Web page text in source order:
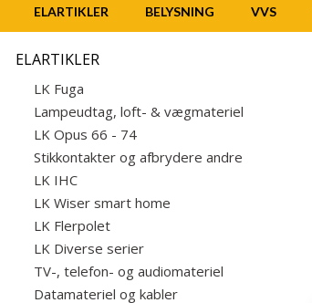
ELARTIKLER BELYSNING VVS
ELARTIKLER
LK Fuga
Lampeudtag, loft- & vægmateriel
LK Opus 66 - 74
Stikkontakter og afbrydere andre
LK IHC
LK Wiser smart home
LK Flerpolet
LK Diverse serier
TV-, telefon- og audiomateriel
Datamateriel og kabler